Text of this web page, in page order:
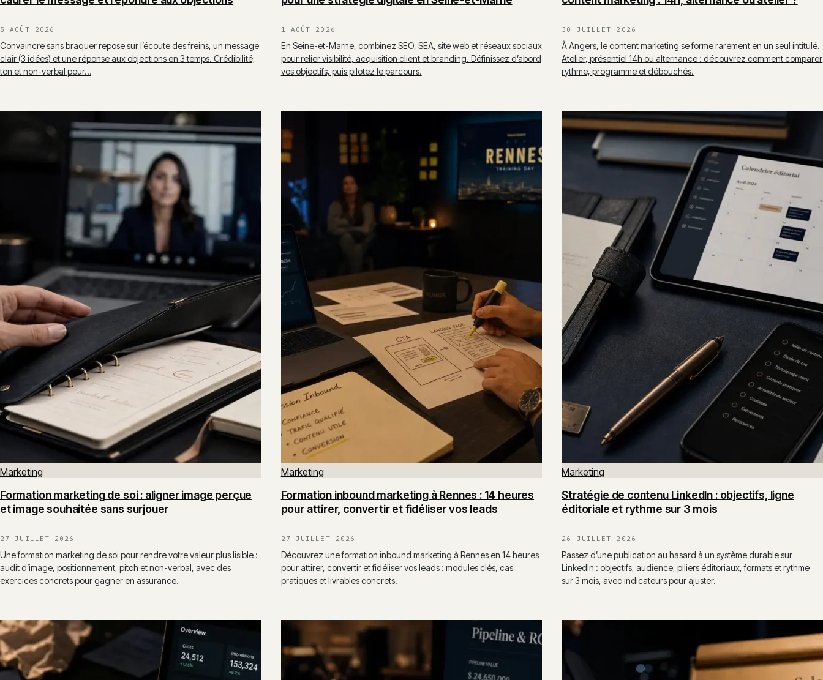
5 AOÛT 2026
Convaincre sans braquer repose sur l’écoute des freins, un message
clair (3 idées) et une réponse aux objections en 3 temps. Crédibilité,
ton et non-verbal pour…
1 AOÛT 2026
En Seine-et-Marne, combinez SEO, SEA, site web et réseaux sociaux
pour relier visibilité, acquisition client et branding. Définissez d’abord
vos objectifs, puis pilotez le parcours.
30 JUILLET 2026
À Angers, le content marketing se forme rarement en un seul intitulé.
Atelier, présentiel 14h ou alternance : découvrez comment comparer
rythme, programme et débouchés.
Marketing
Formation marketing de soi : aligner image perçue
et image souhaitée sans surjouer
27 JUILLET 2026
Une formation marketing de soi pour rendre votre valeur plus lisible :
audit d’image, positionnement, pitch et non-verbal, avec des
exercices concrets pour gagner en assurance.
Marketing
Formation inbound marketing à Rennes : 14 heures
pour attirer, convertir et fidéliser vos leads
27 JUILLET 2026
Découvrez une formation inbound marketing à Rennes en 14 heures
pour attirer, convertir et fidéliser vos leads : modules clés, cas
pratiques et livrables concrets.
Marketing
Stratégie de contenu LinkedIn : objectifs, ligne
éditoriale et rythme sur 3 mois
26 JUILLET 2026
Passez d’une publication au hasard à un système durable sur
LinkedIn : objectifs, audience, piliers éditoriaux, formats et rythme
sur 3 mois, avec indicateurs pour ajuster.